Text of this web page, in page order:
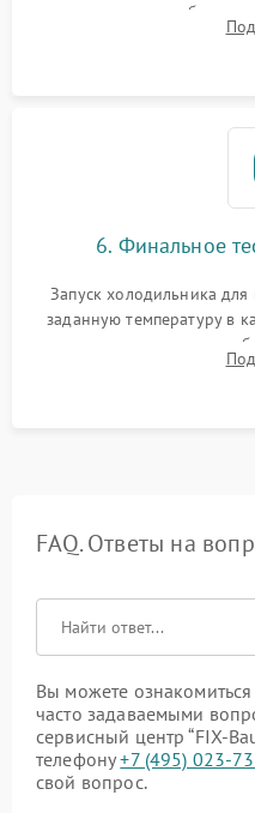
дозированным объемом
электронным весам.
6. Финальное
Запуск холодильника
заданную температуру в
компрессора, отсутствия
срабатывания
FAQ. Ответы на
Вы можете
часто задаваемыми
сервисный центр “FIX-
телефону+7 (495) 023-
свой вопрос.